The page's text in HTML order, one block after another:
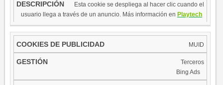
​Esta cookie se despliega al hacer clic cuando el
usuario llega a través de un anuncio. Más información en Playte​ch​
MUID
​Terceros
Bing Ads​ ​